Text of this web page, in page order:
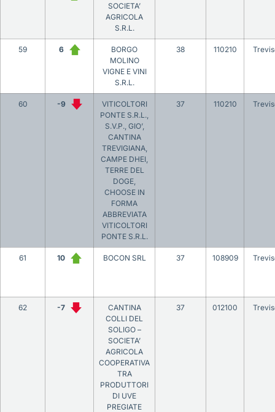
SOCIETA’
AGRICOLA
S.R.L.
59 6
BORGO
MOLINO
VIGNE E VINI
S.R.L.
38 110210
60 -9
VITICOLTORI
PONTE S.R.L.,
S.V.P., GIO’,
CANTINA
TREVIGIANA,
CAMPE DHEI,
TERRE DEL
DOGE,
CHOOSE IN
FORMA
ABBREVIATA
VITICOLTORI
PONTE S.R.L.
37 110210
61 10 BOCON SRL 37 108909
62 -7
CANTINA
COLLI DEL
SOLIGO –
SOCIETA’
AGRICOLA
COOPERATIVA
TRA
PRODUTTORI
DI UVE
PREGIATE
37 012100